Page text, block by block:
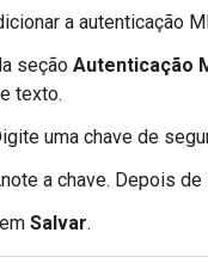
a autenticação
seção Autenticação
texto.
uma chave de
a chave. Depois
Salvar.